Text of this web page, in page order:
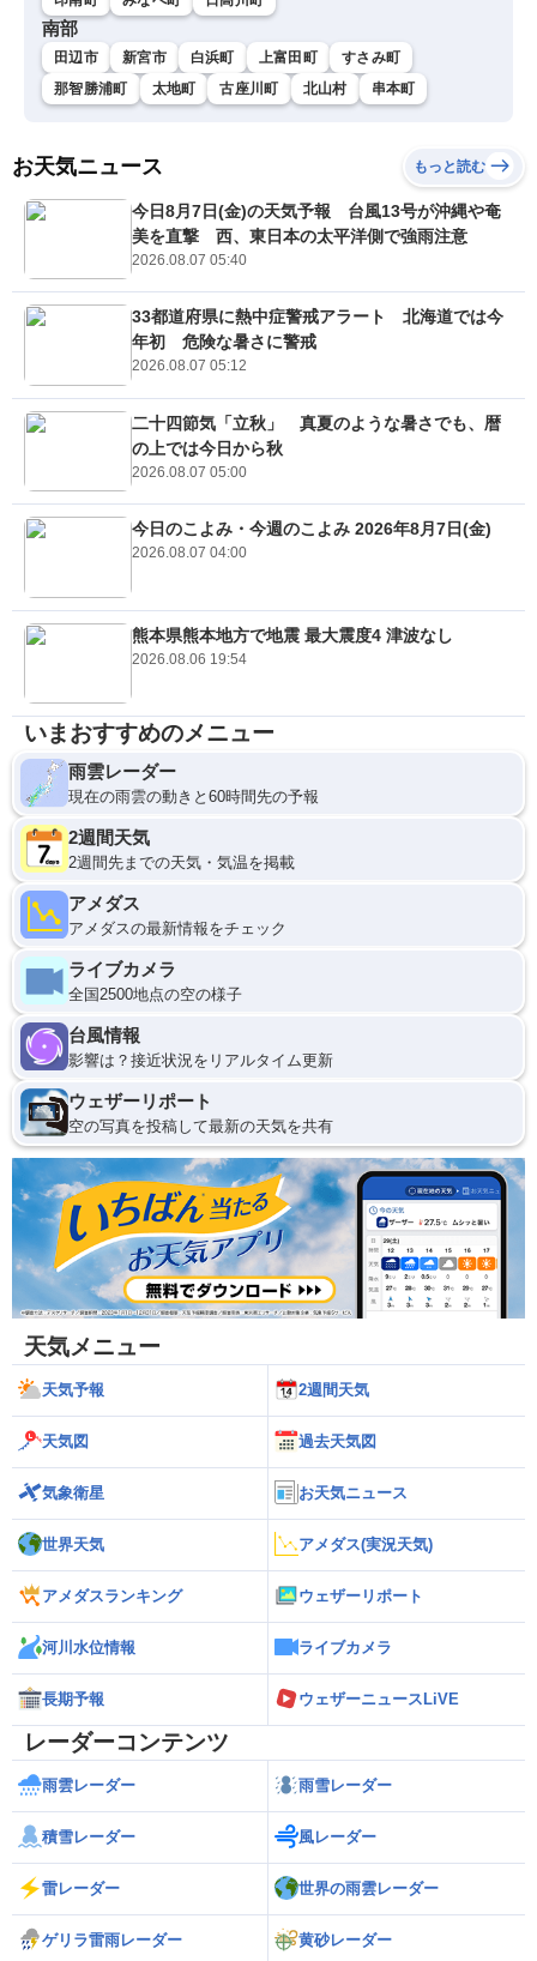
南部
田辺市 新宮市 白浜町 上富田町
すさみ町
那智勝浦町
太地町 古座川町 北山村 串本町
お天気ニュース もっと読む
今日8月7日(金)の天気予報 台風13号が沖縄や奄
美を直撃 西、東日本の太平洋側で強雨注意
2026.08.07 05:40
33都道府県に熱中症警戒アラート 北海道では今
年初 危険な暑さに警戒
2026.08.07 05:12
二十四節気「立秋」 真夏のような暑さでも、暦
の上では今日から秋
2026.08.07 05:00
今日のこよみ・今週のこよみ 2026年8月7日(金)
2026.08.07 04:00
熊本県熊本地方で地震 最大震度4 津波なし
2026.08.06 19:54
いまおすすめのメニュー
雨雲レーダー
現在の雨雲の動きと60時間先の予報
2週間天気
2週間先までの天気・気温を掲載
アメダス
アメダスの最新情報をチェック
ライブカメラ
全国2500地点の空の様子
台風情報
影響は？接近状況をリアルタイム更新
ウェザーリポート
空の写真を投稿して最新の天気を共有
天気メニュー
天気予報 2週間天気
天気図 過去天気図
気象衛星 お天気ニュース
世界天気 アメダス(実況天気)
アメダスランキング ウェザーリポート
河川水位情報 ライブカメラ
長期予報 ウェザーニュースLiVE
レーダーコンテンツ
雨雲レーダー 雨雪レーダー
積雪レーダー 風レーダー
雷レーダー 世界の雨雲レーダー
ゲリラ雷雨レーダー 黄砂レーダー